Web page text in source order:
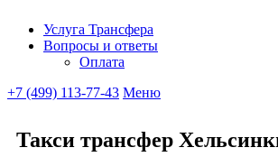
Ubitaxi
Услуга Трансфера
Вопросы и ответы
Оплата
+7 (499) 113-77-43 Меню
Такси трансфер